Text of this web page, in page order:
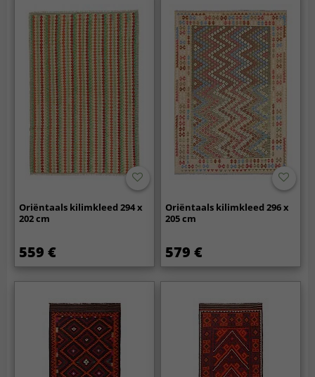
Oriëntaals kilimkleed 294 x
202 cm
559 €
Oriëntaals kilimkleed 296 x
205 cm
579 €